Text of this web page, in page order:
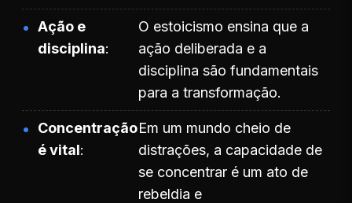
Ação e
disciplina
O estoicismo ensina que a
ação deliberada e a
disciplina são fundamentais
para a transformação.
Concentração
é vital
Em um mundo cheio de
distrações, a capacidade de
se concentrar é um ato de
rebeldia e